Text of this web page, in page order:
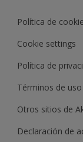
Política de
Cookie settings
Política de
Términos de uso
Otros sitios de
Declaración de